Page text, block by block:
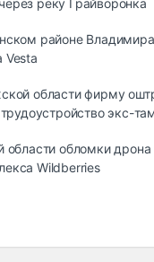
реку Грайворонка
районе
Vesta
области фирму
экс-
области обломки
Wildberries